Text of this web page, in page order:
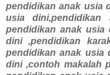
pendidikan anak usia
usia
pendidikan anak usia
dini ,pendidikan
pendidikan anak usia
dini ,contoh makalah